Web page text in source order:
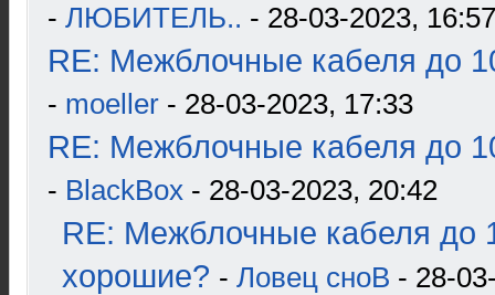
- ЛЮБИТЕЛЬ.. - 28-03-2023, 16:57
RE: Межблочные кабеля до
- moeller - 28-03-2023, 17:33
RE: Межблочные кабеля до
- BlackBox - 28-03-2023, 20:42
RE: Межблочные кабеля до
хорошие? - Ловец сноВ - 28-